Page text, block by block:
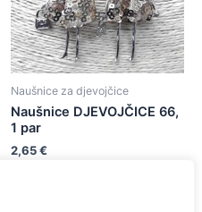
Naušnice za djevojčice
Naušnice DJEVOJČICE 66,
1 par
2,65€